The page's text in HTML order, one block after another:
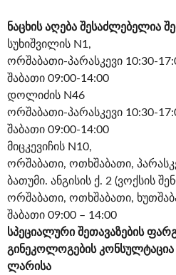
ნაცხის აღება შესაძლებელია
სუხიშვილის N1,
ორშაბათი-პარასკევი 10:30-
შაბათი 09:00-14:00
დოლიძის N46
ორშაბათი-პარასკევი 10:30-
შაბათი 09:00-14:00
მიცკევიჩის N10,
ორშაბათი, ოთხშაბათი,
ბათუმი. ანგისის ქ. 2 (ვოქსის
ორშაბათი, ოთხშაბათი,
შაბათი 09:00 – 14:00
სპეციალური შეთავაზების
გინეკოლოგების
ლარისა